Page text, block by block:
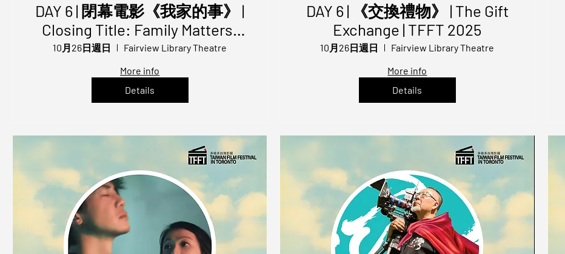
DAY 6 | 閉幕電影《我家的事》 |
Closing Title: Family Matters |
TFFT 2025
10月26日週日
Fairview Library Theatre
More info
Details
DAY 6 | 《交換禮物》 | The Gift
Exchange | TFFT 2025
10月26日週日
Fairview Library Theatre
More info
Details